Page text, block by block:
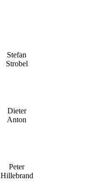
Stefan
Strobel
Dieter
Anton
Peter
Hillebrand